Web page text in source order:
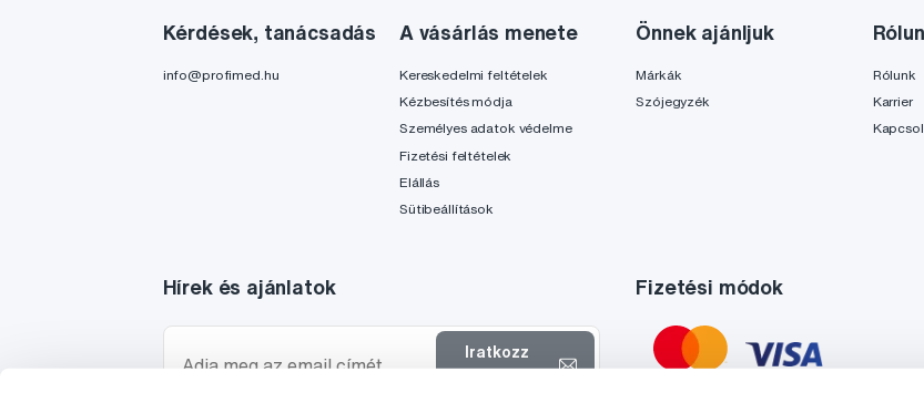
Kérdések, tanácsadás
info@profimed.hu
A vásárlás menete
Kereskedelmi feltételek
Kézbesítés módja
Személyes adatok védelme
Fizetési feltételek
Elállás
Sütibeállítások
Önnek ajánljuk
Márkák
Szójegyzék
Rólunk
Karrier
Hírek és ajánlatok
Iratkozz
Fizetési módok